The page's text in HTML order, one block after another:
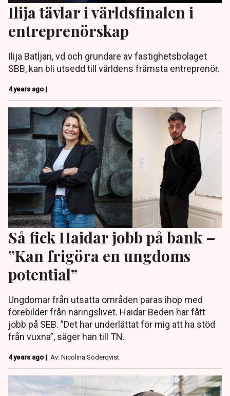
Ilija tävlar i världsfinalen i
entreprenörskap
Ilija Batljan, vd och grundare av fastighetsbolaget
SBB, kan bli utsedd till världens främsta entreprenör.
4 years ago |
Så fick Haidar jobb på bank –
”Kan frigöra en ungdoms
potential”
Ungdomar från utsatta områden paras ihop med
förebilder från näringslivet. Haidar Beden har fått
jobb på SEB. ”Det har underlättat för mig att ha stöd
från vuxna”, säger han till TN.
4 years ago | Av: Nicolina Söderqvist